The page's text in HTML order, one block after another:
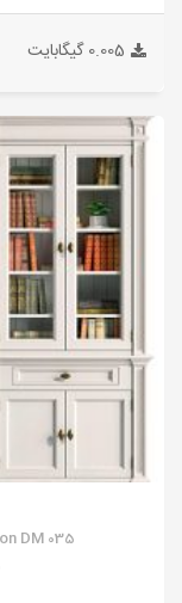
0.005 گیگابایت
DM 035